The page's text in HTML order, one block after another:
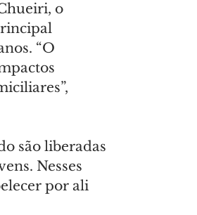
o
“O
são liberadas
Nesses
por ali